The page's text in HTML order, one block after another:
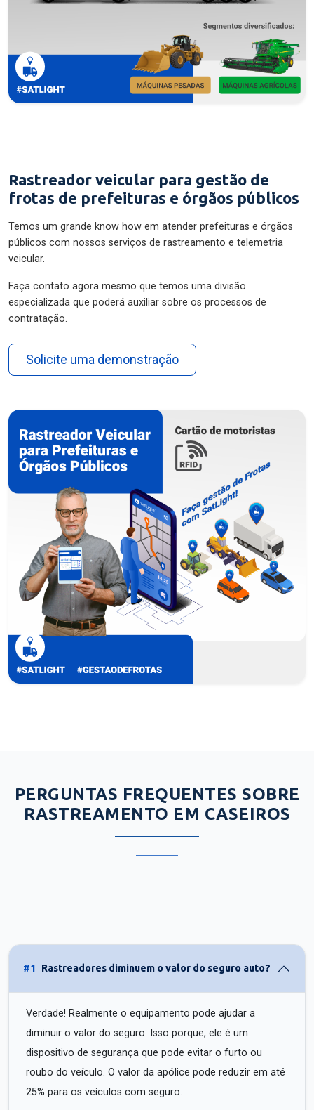
Rastreador veicular para gestão de
frotas de prefeituras e órgãos públicos
Temos um grande know how em atender prefeituras e órgãos
públicos com nossos serviços de rastreamento e telemetria
veicular.
Faça contato agora mesmo que temos uma divisão
especializada que poderá auxiliar sobre os processos de
contratação.
Solicite uma demonstração
PERGUNTAS FREQUENTES SOBRE
RASTREAMENTO EM CASEIROS
#1 Rastreadores diminuem o valor do seguro auto?
Verdade! Realmente o equipamento pode ajudar a
diminuir o valor do seguro. Isso porque, ele é um
dispositivo de segurança que pode evitar o furto ou
roubo do veículo. O valor da apólice pode reduzir em até
25% para os veículos com seguro.